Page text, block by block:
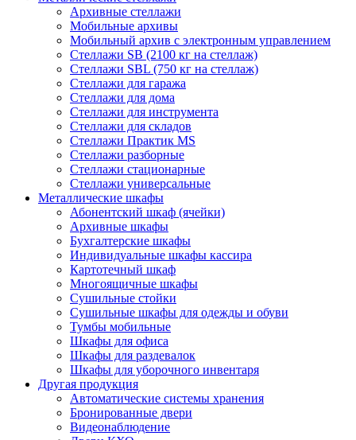
Архивные стеллажи
Мобильные архивы
Мобильный архив с электронным управлением
Стеллажи SB (2100 кг на стеллаж)
Стеллажи SBL (750 кг на стеллаж)
Стеллажи для гаража
Стеллажи для дома
Стеллажи для инструмента
Стеллажи для складов
Стеллажи Практик MS
Стеллажи разборные
Стеллажи стационарные
Стеллажи универсальные
Металлические шкафы
Абонентский шкаф (ячейки)
Архивные шкафы
Бухгалтерские шкафы
Индивидуальные шкафы кассира
Картотечный шкаф
Многоящичные шкафы
Сушильные стойки
Сушильные шкафы для одежды и обуви
Тумбы мобильные
Шкафы для офиса
Шкафы для раздевалок
Шкафы для уборочного инвентаря
Другая продукция
Автоматические системы хранения
Бронированные двери
Видеонаблюдение